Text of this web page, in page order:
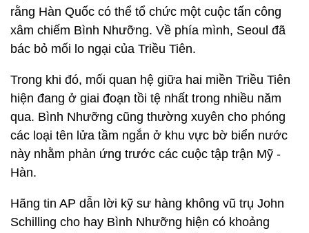
rằng Hàn Quốc có thể tổ chức một cuộc tấn công
xâm chiếm Bình Nhưỡng. Về phía mình, Seoul đã
bác bỏ mối lo ngại của Triều Tiên.
Trong khi đó, mối quan hệ giữa hai miền Triều Tiên
hiện đang ở giai đoạn tồi tệ nhất trong nhiều năm
qua. Bình Nhưỡng cũng thường xuyên cho phóng
các loại tên lửa tầm ngắn ở khu vực bờ biển nước
này nhằm phản ứng trước các cuộc tập trận Mỹ -
Hàn.
Hãng tin AP dẫn lời kỹ sư hàng không vũ trụ John
Schilling cho hay Bình Nhưỡng hiện có khoảng